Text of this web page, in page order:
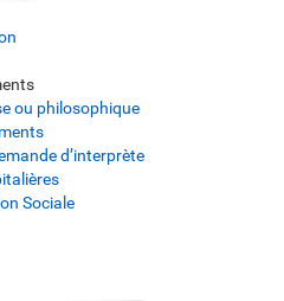
ou philosophique
d’interprète
Sociale